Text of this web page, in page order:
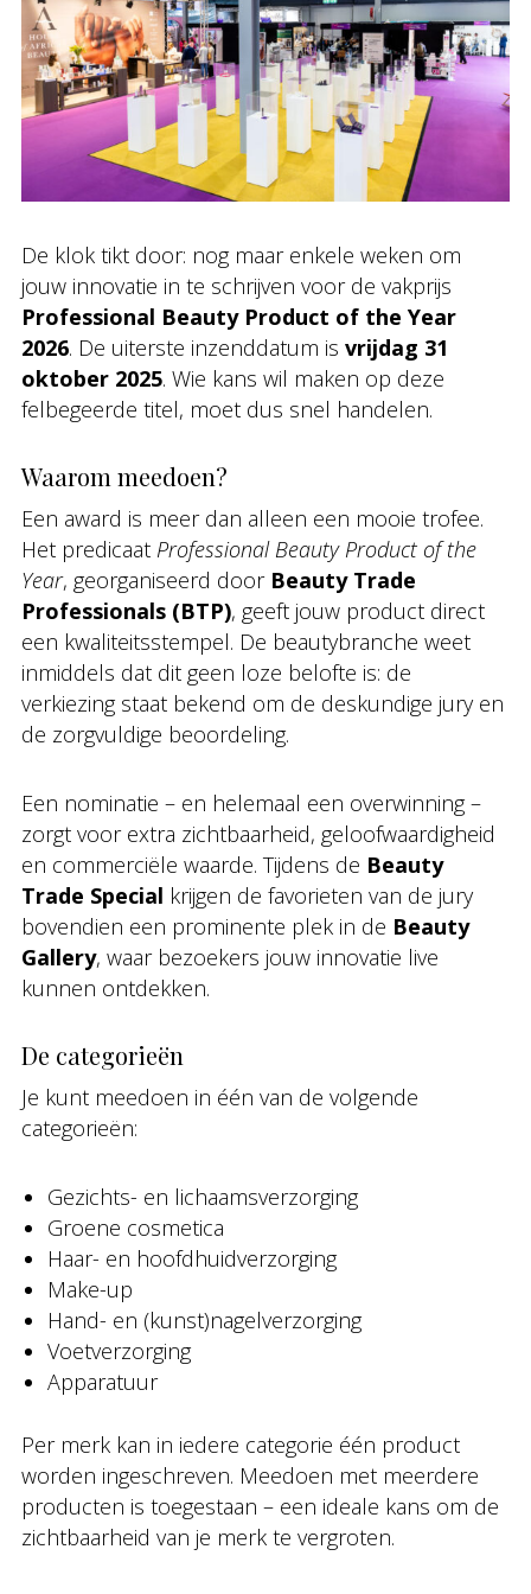
De klok tikt door: nog maar enkele weken om
jouw innovatie in te schrijven voor de vakprijs
Professional Beauty Product of the Year
2026. De uiterste inzenddatum is vrijdag 31
oktober 2025. Wie kans wil maken op deze
felbegeerde titel, moet dus snel handelen.
Waarom meedoen?
Een award is meer dan alleen een mooie trofee.
Het predicaat Professional Beauty Product of the
Year, georganiseerd door Beauty Trade
Professionals (BTP), geeft jouw product direct
een kwaliteitsstempel. De beautybranche weet
inmiddels dat dit geen loze belofte is: de
verkiezing staat bekend om de deskundige jury en
de zorgvuldige beoordeling.
Een nominatie – en helemaal een overwinning –
zorgt voor extra zichtbaarheid, geloofwaardigheid
en commerciële waarde. Tijdens de Beauty
Trade Special krijgen de favorieten van de jury
bovendien een prominente plek in de Beauty
Gallery, waar bezoekers jouw innovatie live
kunnen ontdekken.
De categorieën
Je kunt meedoen in één van de volgende
categorieën:
Gezichts- en lichaamsverzorging
Groene cosmetica
Haar- en hoofdhuidverzorging
Make-up
Hand- en (kunst)nagelverzorging
Voetverzorging
Apparatuur
Per merk kan in iedere categorie één product
worden ingeschreven. Meedoen met meerdere
producten is toegestaan – een ideale kans om de
zichtbaarheid van je merk te vergroten.